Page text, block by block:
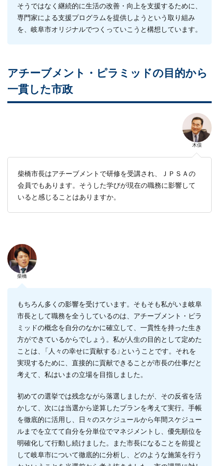
そうではなく継続的に生活の改善・向上を支援するために、
専門家による支援プログラムを提供しようという取り組み
を、岐阜市オリジナルでつくっていこうと構想しています。
アチーブメント・ピラミッドの目的から
一貫した市政
木俣
柴橋市長はアチーブメントで研修を受講され、ＪＰＳＡの
会員でもあります。そうした学びが現在の職務に影響して
いると感じることはありますか。
柴橋
もちろん多くの影響を受けています。そもそも私がいま岐阜
市長として職務を全うしているのは、アチーブメント・ピラ
ミッドの概念を自分のなかに確立して、一貫性を持った生き
方ができているからでしょう。私が人生の目的として定めた
ことは、「人々の幸せに貢献する」ということです。それを
実現するために、直接的に貢献できることが市長の仕事だと
考えて、私はいまの立場を目指しました。
初めての選挙では残念ながら落選しましたが、その反省を活
かして、次には当選から逆算したプランを考えて実行。手帳
を徹底的に活用し、日々のスケジュールから年間スケジュー
ルまでを立てて自分を分単位でマネジメントし、優先順位を
明確化して行動し続けました。また市長になることを前提と
して岐阜市について徹底的に分析し、どのような施策を行う